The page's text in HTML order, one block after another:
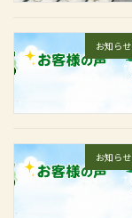
お知らせ
お知らせ